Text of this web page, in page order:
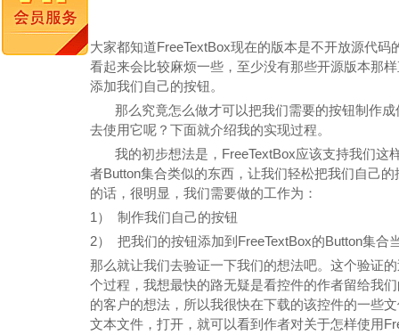
大家都知道FreeTextBox现在的版本是不开放源代
看起来会比较麻烦一些，至少没有那些开源版本那
添加我们自己的按钮。
那么究竟怎么做才可以把我们需要的按钮制作成
去使用它呢？下面就介绍我的实现过程。
我的初步想法是，FreeTextBox应该支持我们这
者Button集合类似的东西，让我们轻松把我们自己
的话，很明显，我们需要做的工作为：
1） 制作我们自己的按钮
2） 把我们的按钮添加到FreeTextBox的Button集合
那么就让我们去验证一下我们的想法吧。这个验证
个过程，我想最快的路无疑是看控件的作者留给我
的客户的想法，所以我很快在下载的该控件的一些
文本文件，打开，就可以看到作者对关于怎样使用